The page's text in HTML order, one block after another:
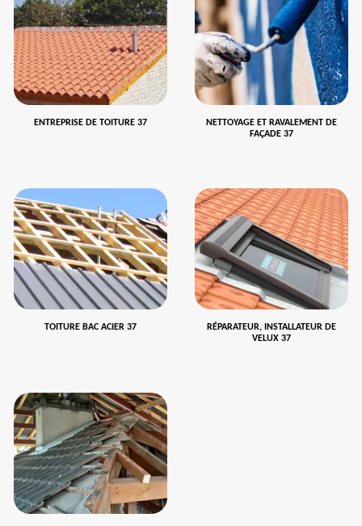
ENTREPRISE DE TOITURE 37
NETTOYAGE ET RAVALEMENT DE
FAÇADE 37
TOITURE BAC ACIER 37
RÉPARATEUR, INSTALLATEUR DE
VELUX 37